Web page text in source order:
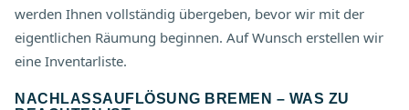
werden Ihnen vollständig übergeben, bevor wir mit der
eigentlichen Räumung beginnen. Auf Wunsch erstellen wir
eine Inventarliste.
NACHLASSAUFLÖSUNG BREMEN – WAS ZU